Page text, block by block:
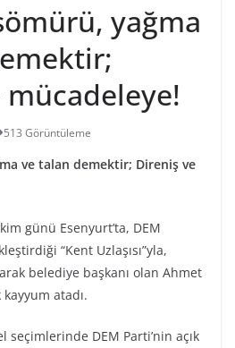
yağma
513 Görüntüleme
ve talan demektir; Direniş ve
günü Esenyurt’ta, DEM
“Kent Uzlaşısı”yla,
belediye başkanı olan Ahmet
atadı.
seçimlerinde DEM Parti’nin açık